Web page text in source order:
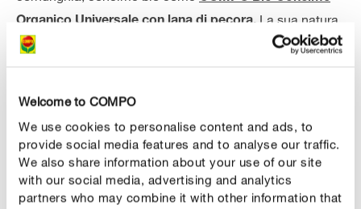
Welcome to COMPO
We use cookies to personalise content and ads, to
provide social media features and to analyse our traffic.
We also share information about your use of our site
with our social media, advertising and analytics
partners who may combine it with other information that
Organico Universale con lana di pecora. La sua natura
biologica attiva un'ampia varietà di microrganismi nel
suolo viene allentato, non diventa troppo compatto e
fangoso né troppo sciolto al punto da perdere subito i
fattori nutritivi a seguito del dilavamento con le piogge
autunnali. Va detto anche che il concime biologico è
gradito ai lombrichi, che garantiscono una buona